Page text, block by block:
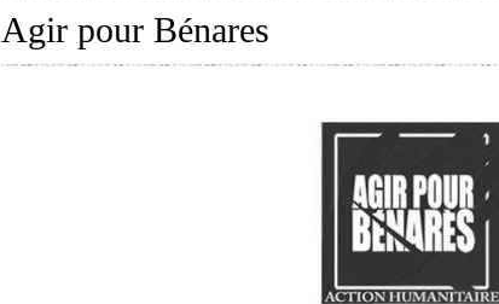
Agir pour Bénares